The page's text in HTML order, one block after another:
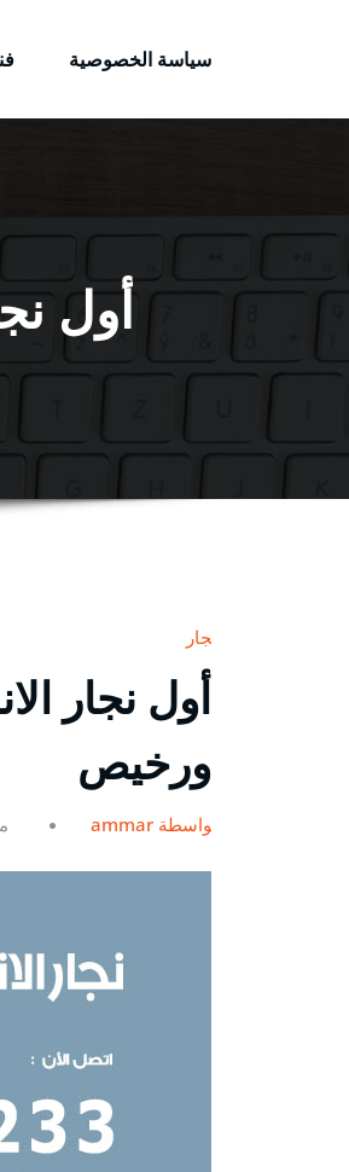
سياسة الخصوصية
أول نجار
نجار
ورخيص
بواسطة ammar